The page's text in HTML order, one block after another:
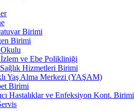
Birimi
Birimi
ve Ebe Polikliniği
Hizmetleri Birimi
Yaş Alma Merkezi (YAŞAM)
Birimi
Hastalıklar ve Enfeksiyon Kont. Birimi